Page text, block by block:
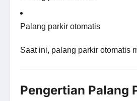
Palang parkir otomatis
Saat ini, palang parkir otomatis
Pengertian Palang